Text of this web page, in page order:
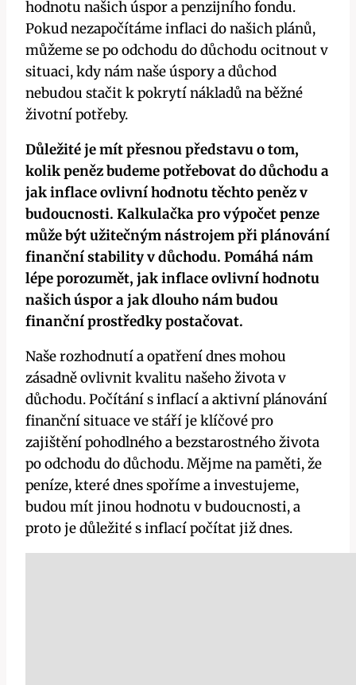
hodnotu našich úspor a penzijního fondu.
Pokud nezapočítáme inflaci do našich plánů,
můžeme se po odchodu do důchodu ocitnout v
situaci, kdy nám naše úspory a důchod
nebudou stačit k pokrytí nákladů na běžné
životní potřeby.
Důležité je mít přesnou představu o tom,
kolik peněz budeme potřebovat do důchodu a
jak inflace ovlivní hodnotu těchto peněz v
budoucnosti. Kalkulačka pro výpočet penze
může být užitečným nástrojem při plánování
finanční stability v důchodu. Pomáhá nám
lépe porozumět, jak inflace ovlivní hodnotu
našich úspor a jak dlouho nám budou
finanční prostředky postačovat.
Naše rozhodnutí a opatření dnes mohou
zásadně ovlivnit kvalitu našeho života v
důchodu. Počítání s inflací a aktivní plánování
finanční situace ve stáří je klíčové pro
zajištění pohodlného a bezstarostného života
po odchodu do důchodu. Mějme na paměti, že
peníze, které dnes spoříme a investujeme,
budou mít jinou hodnotu v budoucnosti, a
proto je důležité s inflací počítat již dnes.